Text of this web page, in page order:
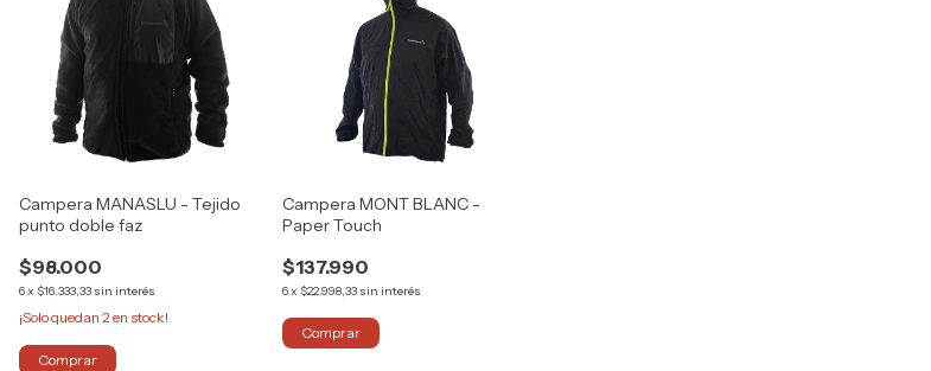
Campera MANASLU - Tejido
punto doble faz
$98.000
6x $16.333,33 sin interés
¡Solo quedan 2en stock!
Comprar
Campera MONT BLANC -
Paper Touch
$137.990
6x $22.998,33 sin interés
Comprar